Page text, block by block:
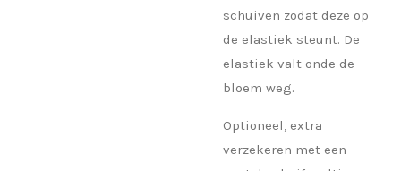
schuiven zodat deze op
de elastiek steunt. De
elastiek valt onde de
bloem weg.
Optioneel, extra
verzekeren met een